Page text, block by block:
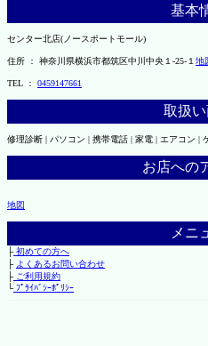
基本
センター北店(ノースポートモール)
住所 ： 神奈川県横浜市都筑区中川中央１-25-１ 地
TEL ： 0459147661
取扱
修理診断 | パソコン | 携帯電話 | 家電 | エアコン |
お店への
地図
メニ
├初めての方へ
├ よくあるお問い合わせ
├ご利用規約
└ﾌﾟﾗｲﾊﾞｼｰﾎﾟﾘｼｰ